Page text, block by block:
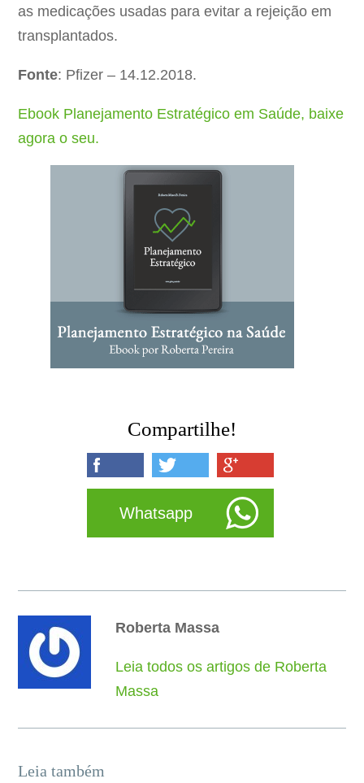
as medicações usadas para evitar a rejeição em
transplantados.
Fonte: Pfizer – 14.12.2018.
Ebook Planejamento Estratégico em Saúde, baixe
agora o seu.
Compartilhe!
Whatsapp
Roberta Massa
Leia todos os artigos de Roberta
Massa
Leia também